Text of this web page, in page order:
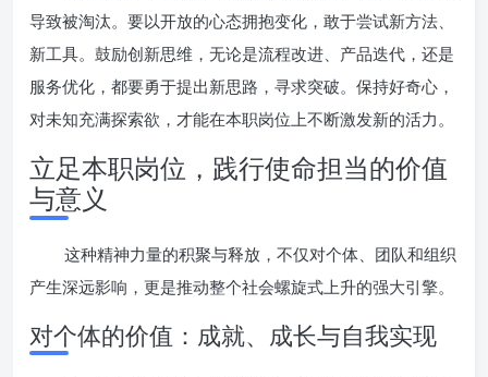
导致被淘汰。要以开放的心态拥抱变化，敢于尝试新方法、
新工具。鼓励创新思维，无论是流程改进、产品迭代，还是
服务优化，都要勇于提出新思路，寻求突破。保持好奇心，
对未知充满探索欲，才能在本职岗位上不断激发新的活力。
立足本职岗位，践行使命担当的价值
与意义
这种精神力量的积聚与释放，不仅对个体、团队和组织
产生深远影响，更是推动整个社会螺旋式上升的强大引擎。
对个体的价值：成就、成长与自我实现